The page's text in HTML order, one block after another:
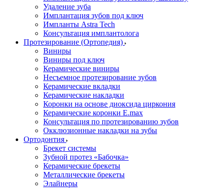
Удаление зуба
Имплантация зубов под ключ
Импланты Astra Tech
Консультация имплантолога
Протезирование (Ортопедия)
Виниры
Виниры под ключ
Керамические виниры
Несъемное протезирование зубов
Керамические вкладки
Керамические накладки
Коронки на основе диоксида циркония
Керамические коронки E.max
Консультация по протезированию зубов
Окклюзионные накладки на зубы
Ортодонтия
Брекет системы
Зубной протез «Бабочка»
Керамические брекеты
Металлические брекеты
Элайнеры